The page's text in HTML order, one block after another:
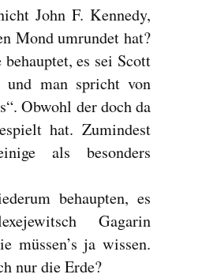
John F. Kennedy,
Mond umrundet hat?
es sei Scott
und man spricht von
Obwohl der doch da
hat. Zumindest
als besonders
behaupten, es
Gagarin
müssen’s ja wissen.
nur die Erde?